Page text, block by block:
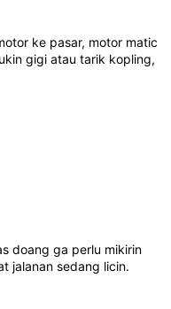
ke pasar, motor matic
gigi atau tarik kopling,
doang ga perlu mikirin
jalanan sedang licin.